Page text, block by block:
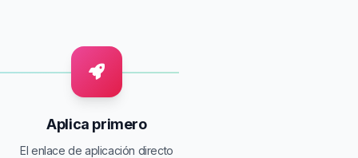
Aplica primero
El enlace de aplicación directo